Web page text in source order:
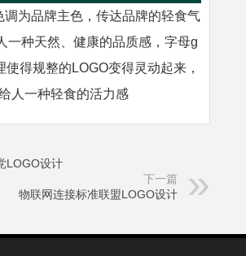
调为品牌主色，传达品牌的轻食气
一种天然、健康的品质感，字母g
使得规整的LOGO变得灵动起来，
人一种轻食的活力感
LOGO设计
下一篇
物联网连接标准联盟LOGO设计